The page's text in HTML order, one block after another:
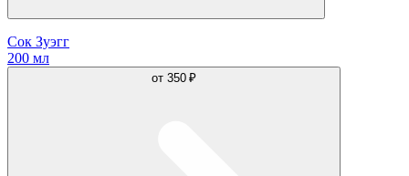
Сок Зуэгг
200 мл
от 350 ₽